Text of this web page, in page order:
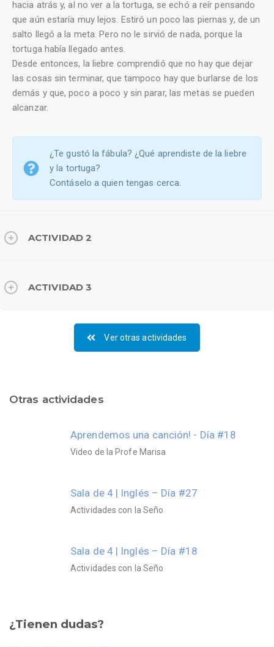
hacia atrás y, al no ver a la tortuga, se echó a reír pensando
que aún estaría muy lejos. Estiró un poco las piernas y, de un
salto llegó a la meta. Pero no le sirvió de nada, porque la
tortuga había llegado antes.
Desde entonces, la liebre comprendió que no hay que dejar
las cosas sin terminar, que tampoco hay que burlarse de los
demás y que, poco a poco y sin parar, las metas se pueden
alcanzar.
¿Te gustó la fábula? ¿Qué aprendiste de la liebre
y la tortuga?
Contáselo a quien tengas cerca.
ACTIVIDAD 2
ACTIVIDAD 3
Ver otras actividades
Otras actividades
Aprendemos una canción! - Día #18
Video de la Profe Marisa
Sala de 4 | Inglés – Día #27
Actividades con la Seño
Sala de 4 | Inglés – Día #18
Actividades con la Seño
¿Tienen dudas?